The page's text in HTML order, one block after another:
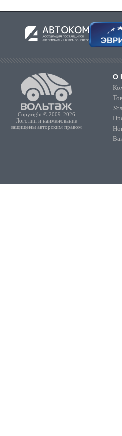
Copyright © 2009-2026
Логотип и наименование
защищены авторским правом
О